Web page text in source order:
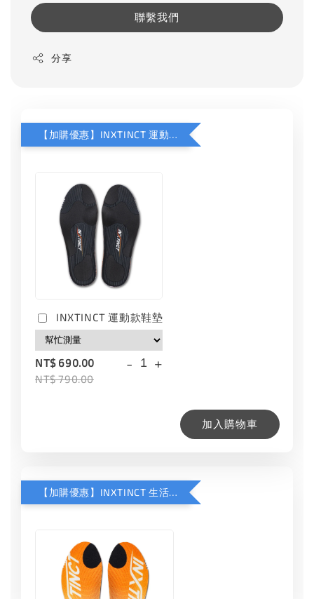
聯繫我們
分享
【加購優惠】INXTINCT 運動款鞋墊
INXTINCT 運動款鞋墊
NT$ 690.00
NT$ 790.00
- +
加入購物車
【加購優惠】INXTINCT 生活日用鞋墊